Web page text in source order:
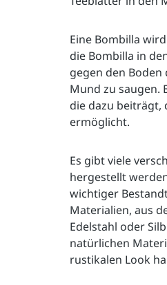
Eine Bombilla
die Bombilla in
gegen den Boden
Mund zu saugen.
die dazu beiträgt,
ermöglicht.
Es gibt viele
hergestellt
wichtiger
Materialien, aus
Edelstahl oder
natürlichen
rustikalen Look